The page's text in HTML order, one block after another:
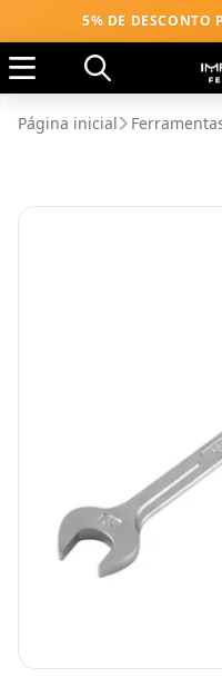
5% DE DESCONTO
Página inicial